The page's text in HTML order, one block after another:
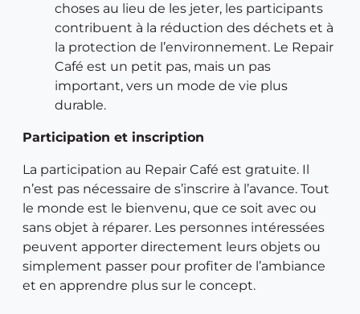
choses au lieu de les jeter, les participants
contribuent à la réduction des déchets et à
la protection de l’environnement. Le Repair
Café est un petit pas, mais un pas
important, vers un mode de vie plus
durable.
Participation et inscription
La participation au Repair Café est gratuite. Il
n’est pas nécessaire de s’inscrire à l’avance. Tout
le monde est le bienvenu, que ce soit avec ou
sans objet à réparer. Les personnes intéressées
peuvent apporter directement leurs objets ou
simplement passer pour profiter de l’ambiance
et en apprendre plus sur le concept.